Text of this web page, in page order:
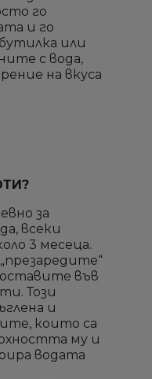
Създай списък
Sign in
Създай списък
Sign in
го
и го
или
с вода,
на вкуса
за
всеки
3 месеца.
във
Този
и
които са
му и
водата